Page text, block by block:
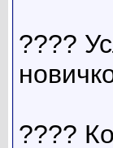
????
????